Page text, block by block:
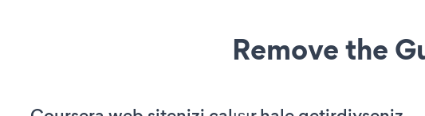
Remove the